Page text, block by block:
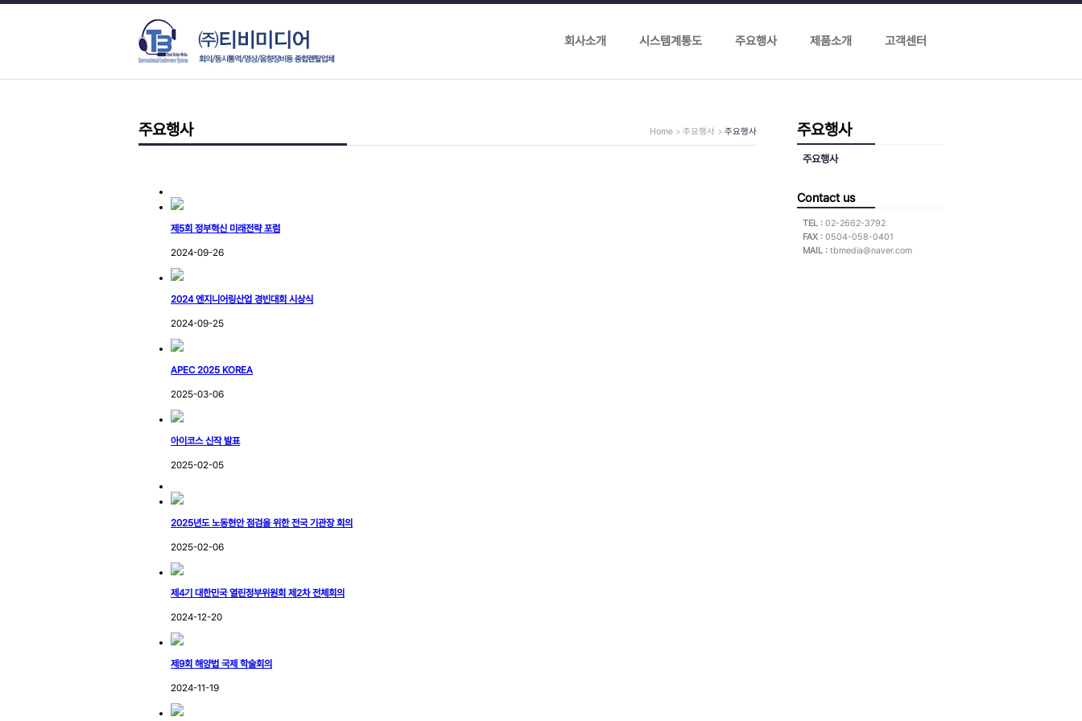
회사소개 시스템계통도 주요행사 제품소개 고객센터
주요행사 Home 주요행사 주요행사
제5회 정부혁신 미래전략 포럼
2024-09-26
2024 엔지니어링산업 경빈대회 시상식
2024-09-25
APEC 2025 KOREA
2025-03-06
아이코스 신작 발표
2025-02-05
2025년도 노동현안 점검을 위한 전국 기관장 회의
2025-02-06
제4기 대한민국 열린정부위원회 제2차 전체회의
2024-12-20
제9회 해양법 국제 학술회의
2024-11-19
주요행사
주요행사
Contact us
TEL : 02-2662-3792
FAX : 0504-058-0401
MAIL : tbmedia@naver.com